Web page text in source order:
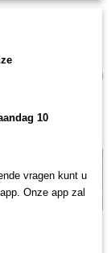
WINKELWAGEN
(0)
10
vragen kunt u
Onze app zal